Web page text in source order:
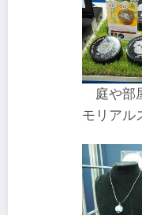
庭や部
モリアル